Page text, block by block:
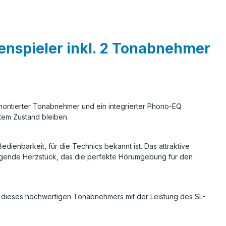
inkl. 2 Tonabnehmer
Tonabnehmer und ein integrierter Phono-EQ
Zustand bleiben.
für die Technics bekannt ist. Das attraktive
Herzstück, das die perfekte Hörumgebung für den
hochwertigen Tonabnehmers mit der Leistung des SL-